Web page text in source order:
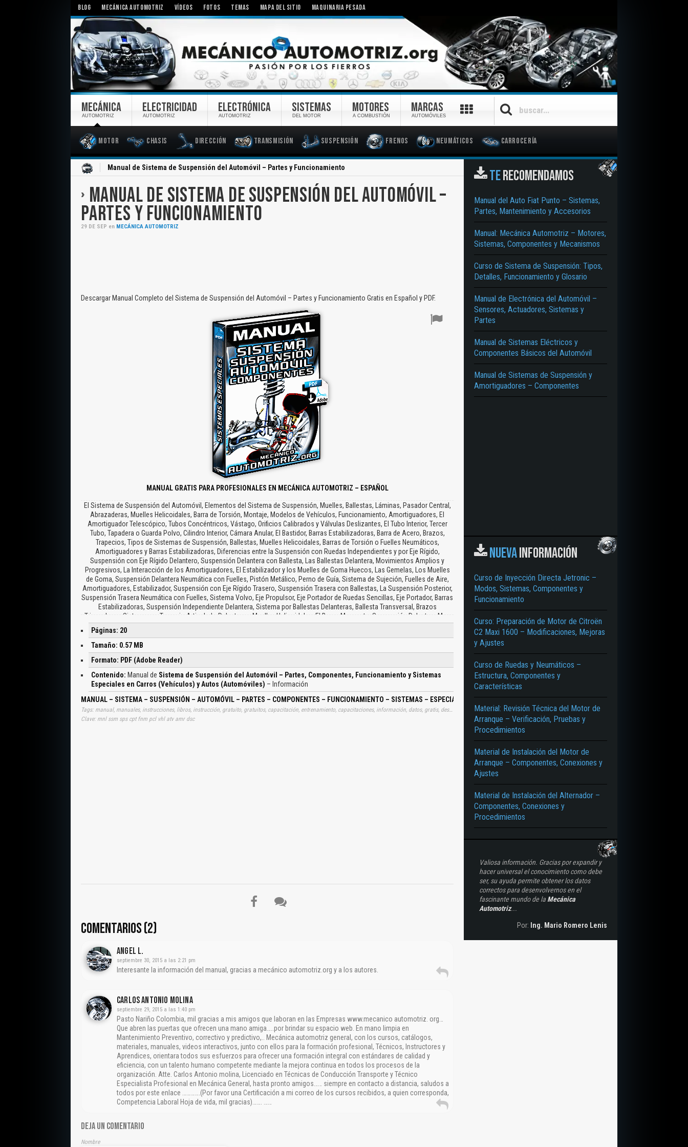
BLOG MECÁNICA AUTOMOTRIZ VÍDEOS FOTOS TEMAS MAPA DEL SITIO MAQUINARIA PESADA
MECÁNICA
AUTOMOTRIZ
Motor Chasis Dirección Transmisión Suspensión Frenos Neumáticos Carrocería
ELECTRICIDAD
AUTOMOTRIZ
ELECTRÓNICA
AUTOMOTRIZ
SISTEMAS
DEL MOTOR
MOTORES
A COMBUSTIÓN
MARCAS
AUTOMÓVILES
Manual de Sistema de Suspensión del Automóvil – Partes y Funcionamiento
MANUAL DE SISTEMA DE SUSPENSIÓN DEL AUTOMÓVIL –
PARTES Y FUNCIONAMIENTO
29 DE SEP en MECÁNICA AUTOMOTRIZ
Descargar Manual Completo del Sistema de Suspensión del Automóvil – Partes y Funcionamiento Gratis en Español y PDF.
MANUAL GRATIS PARA PROFESIONALES EN MECÁNICA AUTOMOTRIZ – ESPAÑOL
El Sistema de Suspensión del Automóvil, Elementos del Sistema de Suspensión, Muelles, Ballestas, Láminas, Pasador Central,
Abrazaderas, Muelles Helicoidales, Barra de Torsión, Montaje, Modelos de Vehículos, Funcionamiento, Amortiguadores, El
Amortiguador Telescópico, Tubos Concéntricos, Vástago, Orificios Calibrados y Válvulas Deslizantes, El Tubo Interior, Tercer
Tubo, Tapadera o Guarda Polvo, Cilindro Interior, Cámara Anular, El Bastidor, Barras Estabilizadoras, Barra de Acero, Brazos,
Trapecios, Tipos de Sistemas de Suspensión, Ballestas, Muelles Helicoidales, Barras de Torsión o Fuelles Neumáticos,
Amortiguadores y Barras Estabilizadoras, Diferencias entre la Suspensión con Ruedas Independientes y por Eje Rígido,
Suspensión con Eje Rígido Delantero, Suspensión Delantera con Ballesta, Las Ballestas Delantera, Movimientos Amplios y
Progresivos, La Interacción de los Amortiguadores, El Estabilizador y los Muelles de Goma Huecos, Las Gemelas, Los Muelles
de Goma, Suspensión Delantera Neumática con Fuelles, Pistón Metálico, Perno de Guía, Sistema de Sujeción, Fuelles de Aire,
Amortiguadores, Estabilizador, Suspensión con Eje Rígido Trasero, Suspensión Trasera con Ballestas, La Suspensión Posterior,
Suspensión Trasera Neumática con Fuelles, Sistema Volvo, Eje Propulsor, Eje Portador de Ruedas Sencillas, Eje Portador, Barras
Estabilizadoras, Suspensión Independiente Delantera, Sistema por Ballestas Delanteras, Ballesta Transversal, Brazos
Triangulares, Sistema por Trapecio Articulado Delantero y Muelles Helicoidales, El Brazo Mangueta, Suspensión Delantera Mac
Pherson, La Carrocería, L Tirante Diagonal, Soporte Telescópico, Rueda Delantera, La Mangueta, Suspensión Delantera por Barra
de Torsión, Suspensión Independiente Trasera, Suspensión Trasera por Ballesta, Suspensión Trasera por Trapecio Articulado y
Muelles Helicoidales, Suspensión Trasera por Barras de Torsión, Barras de Torsión, Suspensión Trasera Tipo Mac Pherson,
Suspensión Trasera con Brazos Arrastrados, Suspensión Trasera con Brazo Semi-arrastrado, Sistemas Especiales de
Suspensión, Sistemas Conjugados, Mecánico con Muelles, Sistema Hydrolastic, Sistema de Unión por Muelles, Sistema de
Suspensión Hidroneumática, Suspensión Neumática…
Páginas: 20
Tamaño: 0.57 MB
Formato: PDF (Adobe Reader)
Contenido: Manual de Sistema de Suspensión del Automóvil – Partes, Componentes, Funcionamiento y Sistemas
Especiales en Carros (Vehículos) y Autos (Automóviles) – Información
MANUAL – SISTEMA – SUSPENSIÓN – AUTOMÓVIL – PARTES – COMPONENTES – FUNCIONAMIENTO – SISTEMAS – ESPECIALES
Tags: manual, manuales, instrucciones, libros, instrucción, gratuito, gratuitos, capacitación, entrenamiento, capacitaciones, información, datos, gratis, descargar, vehículo, vehículos, autos, auto, coche, coches, automóvil, automovil, automóviles, automoviles, suspensiones, funcionamientos, aprender, descargas
Clave: mnl ssm sps cpt fnm pcl vhl atv amr dsc
COMENTARIOS (2)
Angel L.
septiembre 30, 2015 a las 2:21 pm
Interesante la información del manual, gracias a mecánico automotriz.org y a los autores.
CARLOS ANTONIO MOLINA
septiembre 29, 2015 a las 1:40 pm
Pasto Nariño Colombia, mil gracias a mis amigos que laboran en las Empresas www.mecanico automotriz. org…
Que abren las puertas que ofrecen una mano amiga…..por brindar su espacio web. En mano limpia en
Mantenimiento Preventivo, correctivo y predictivo,.. Mecánica automotriz general, con los cursos, catálogos,
materiales, manuales, videos interactivos, junto con ellos para la formación profesional, Técnicos, Instructores y
Aprendices, orientara todos sus esfuerzos para ofrecer una formación integral con estándares de calidad y
eficiencia, con un talento humano competente mediante la mejora continua en todos los procesos de la
organización. Atte. Carlos Antonio molina, Licenciado en Técnicas de Conducción Transporte y Técnico
Especialista Profesional en Mecánica General, hasta pronto amigos…… siempre en contacto a distancia, saludos a
todos por este enlace ………….(Por favor una Certificación a mi correo de los cursos recibidos, a quien corresponda,
Competencia Laboral Hoja de vida, mil gracias)……. ……
DEJA UN COMENTARIO
Nombre
TERECOMENDAMOS
Manual del Auto Fiat Punto – Sistemas,
Partes, Mantenimiento y Accesorios
Manual: Mecánica Automotriz – Motores,
Sistemas, Componentes y Mecanismos
Curso de Sistema de Suspensión: Tipos,
Detalles, Funcionamiento y Glosario
Manual de Electrónica del Automóvil –
Sensores, Actuadores, Sistemas y
Partes
Manual de Sistemas Eléctricos y
Componentes Básicos del Automóvil
Manual de Sistemas de Suspensión y
Amortiguadores – Componentes
NUEVAINFORMACIÓN
Curso de Inyección Directa Jetronic –
Modos, Sistemas, Componentes y
Funcionamiento
Curso: Preparación de Motor de Citroën
C2 Maxi 1600 – Modificaciones, Mejoras
y Ajustes
Curso de Ruedas y Neumáticos –
Estructura, Componentes y
Características
Material: Revisión Técnica del Motor de
Arranque – Verificación, Pruebas y
Procedimientos
Material de Instalación del Motor de
Arranque – Componentes, Conexiones y
Ajustes
Material de Instalación del Alternador –
Componentes, Conexiones y
Procedimientos
Valiosa información. Gracias por expandir y
hacer universal el conocimiento como debe
ser, su ayuda permite obtener los datos
correctos para desenvolvernos en el
fascinante mundo de la Mecánica
Automotriz...
Por: Ing. Mario Romero Lenis
Reportar otro tipo de error...